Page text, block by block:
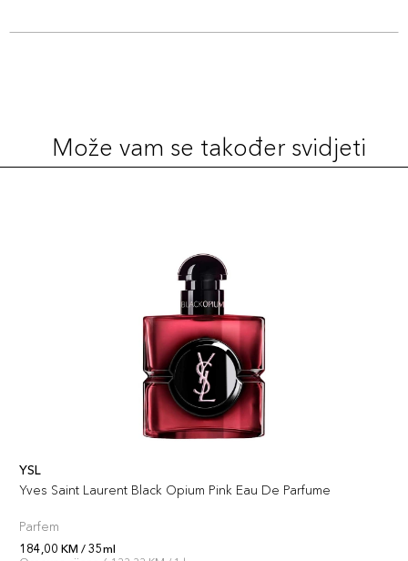
Može vam se također svidjeti
YSL
Yves Saint Laurent Black Opium Pink Eau De Parfume
Parfem
184,00 KM / 35ml